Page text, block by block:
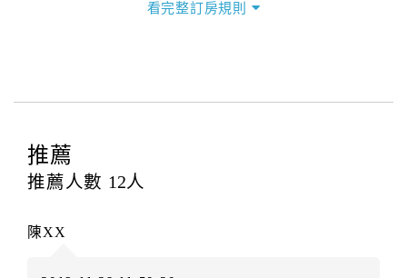
四、訂單異動
提出申辦不得異動訂單。
每筆訂單異動限定
辦理取消退款。
房者應補足差額。（限原訂飯店）
看完整訂房規則
推薦
推薦人數 12人
陳XX